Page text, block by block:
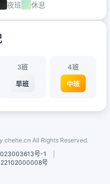
夜班 休息
3班
早班
4班
中班
All Rights Reserved.
号-1
号